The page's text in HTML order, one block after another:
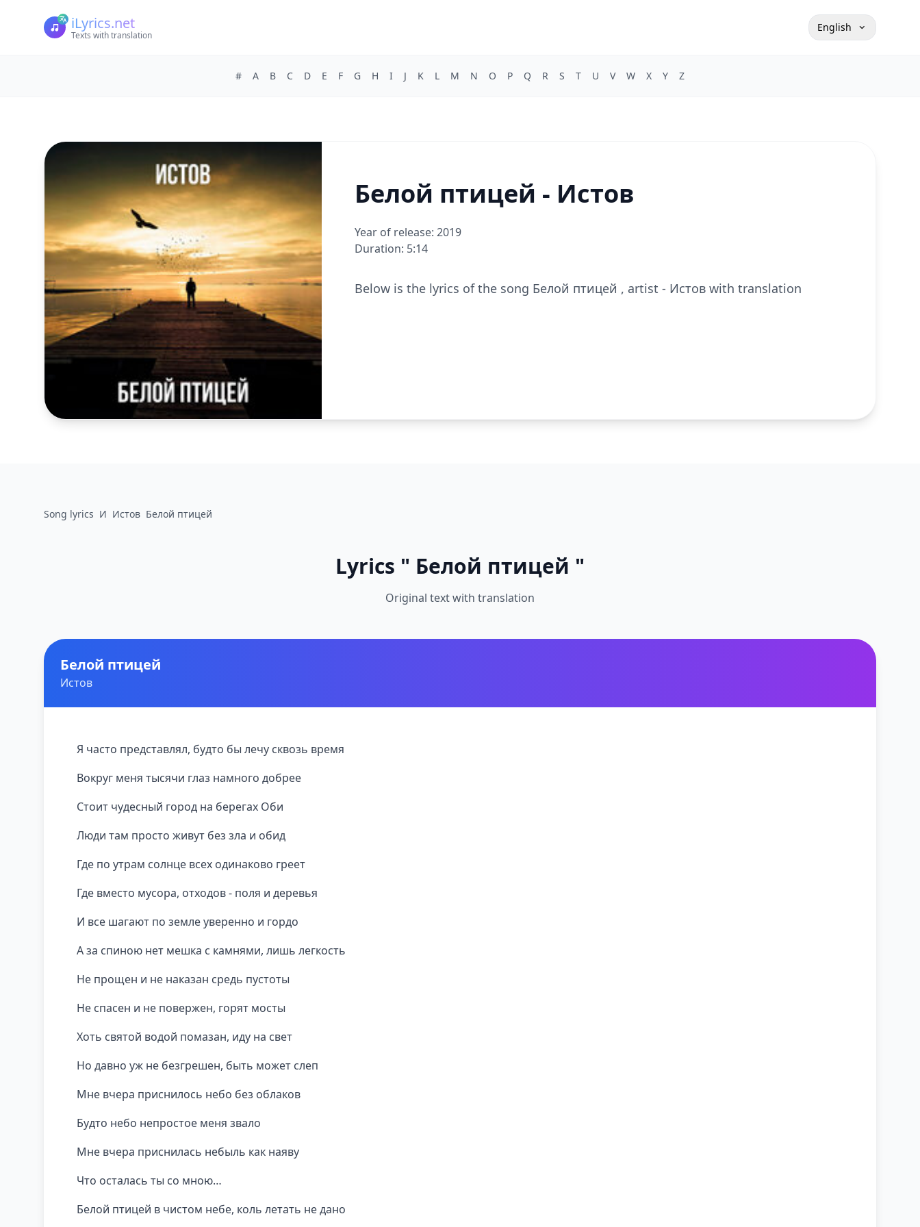
iLyrics.net
Texts with translation
English
# A B C D E F G H I J K L M N O P Q R S T U V W X Y Z
Белой птицей - Истов
Year of release: 2019
Duration: 5:14
Below is the lyrics of the song Белой птицей , artist - Истов with translation
Song lyrics И Истов Белой птицей
Lyrics " Белой птицей "
Original text with translation
Белой птицей
Истов
Я часто представлял, будто бы лечу сквозь время
Вокруг меня тысячи глаз намного добрее
Стоит чудесный город на берегах Оби
Люди там просто живут без зла и обид
Где по утрам солнце всех одинаково греет
Где вместо мусора, отходов - поля и деревья
И все шагают по земле уверенно и гордо
А за спиною нет мешка с камнями, лишь легкость
Не прощен и не наказан средь пустоты
Не спасен и не повержен, горят мосты
Хоть святой водой помазан, иду на свет
Но давно уж не безгрешен, быть может слеп
Мне вчера приснилось небо без облаков
Будто небо непростое меня звало
Мне вчера приснилась небыль как наяву
Что осталась ты со мною…
Белой птицей в чистом небе, коль летать не дано